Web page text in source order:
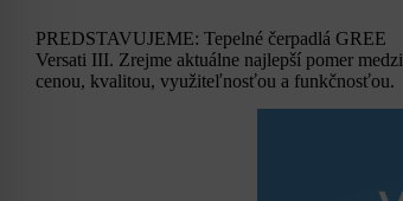
PREDSTAVUJEME: Tepelné čerpadlá GREE
Versati III. Zrejme aktuálne najlepší pomer medzi
cenou, kvalitou, využiteľnosťou a funkčnosťou.